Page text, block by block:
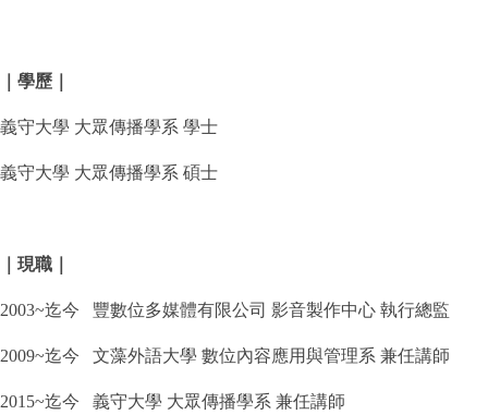
｜學歷｜
義守大學 大眾傳播學系 學士
義守大學 大眾傳播學系 碩士
｜現職｜
2003~迄今 豐數位多媒體有限公司 影音製作中心 執行總監
2009~迄今 文藻外語大學 數位內容應用與管理系 兼任講師
2015~迄今 義守大學 大眾傳播學系 兼任講師